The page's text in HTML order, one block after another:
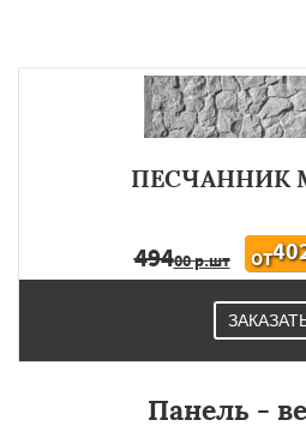
ПЕСЧАННИК
49400 р.шт ОТ
Панель -